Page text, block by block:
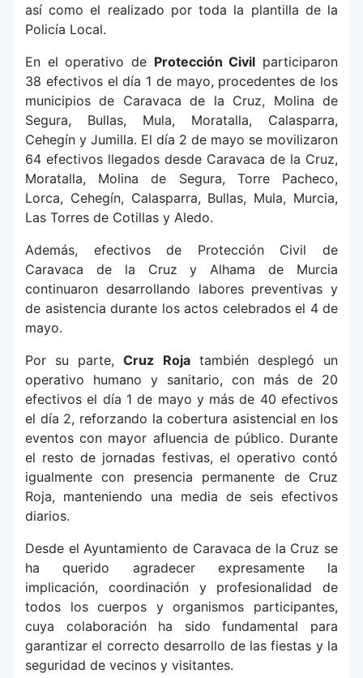
así como el realizado por toda la plantilla de la
Policía Local.
En el operativo de Protección Civil participaron
38 efectivos el día 1 de mayo, procedentes de los
municipios de Caravaca de la Cruz, Molina de
Segura, Bullas, Mula, Moratalla, Calasparra,
Cehegín y Jumilla. El día 2 de mayo se movilizaron
64 efectivos llegados desde Caravaca de la Cruz,
Moratalla, Molina de Segura, Torre Pacheco,
Lorca, Cehegín, Calasparra, Bullas, Mula, Murcia,
Las Torres de Cotillas y Aledo.
Además, efectivos de Protección Civil de
Caravaca de la Cruz y Alhama de Murcia
continuaron desarrollando labores preventivas y
de asistencia durante los actos celebrados el 4 de
mayo.
Por su parte,Cruz Rojatambién desplegó un
operativo humano y sanitario, con más de 20
efectivos el día 1 de mayo y más de 40 efectivos
el día 2, reforzando la cobertura asistencial en los
eventos con mayor afluencia de público. Durante
el resto de jornadas festivas, el operativo contó
igualmente con presencia permanente de Cruz
Roja, manteniendo una media de seis efectivos
diarios.
Desde el Ayuntamiento de Caravaca de la Cruz se
ha querido agradecer expresamente la
implicación, coordinación y profesionalidad de
todos los cuerpos y organismos participantes,
cuya colaboración ha sido fundamental para
garantizar el correcto desarrollo de las fiestas y la
seguridad de vecinos y visitantes.